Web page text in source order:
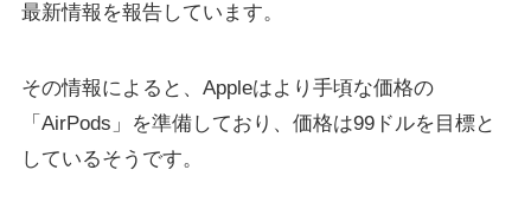
最新情報を報告しています。
その情報によると、Appleはより手頃な価格の
「AirPods」を準備しており、価格は99ドルを目標と
しているそうです。